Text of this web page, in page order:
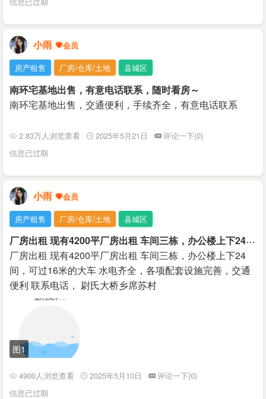
小雨
房产租售 厂房/仓库/土地 县城区
南环宅基地出售，有意电话联系，随时看房～
南环宅基地出售，交通便利，手续齐全，有意电话联系
2.83万人浏览查看 2025年5月21日
评论一下(0)
信息已过期
小雨
房产租售 厂房/仓库/土地 县城区
厂
房出租 现有4200平厂房出租 车间三栋，办公楼上下24间，可过16米的大车
厂房出租 现有4200平厂房出租 车间三栋，办公楼上下24
间，可过16米的大车 水电齐全，各项配套设施完善，交通
便利 联系电话， 尉氏大桥乡席苏村
图1
4900人浏览查看 2025年5月10日
评论一下(0)
信息已过期